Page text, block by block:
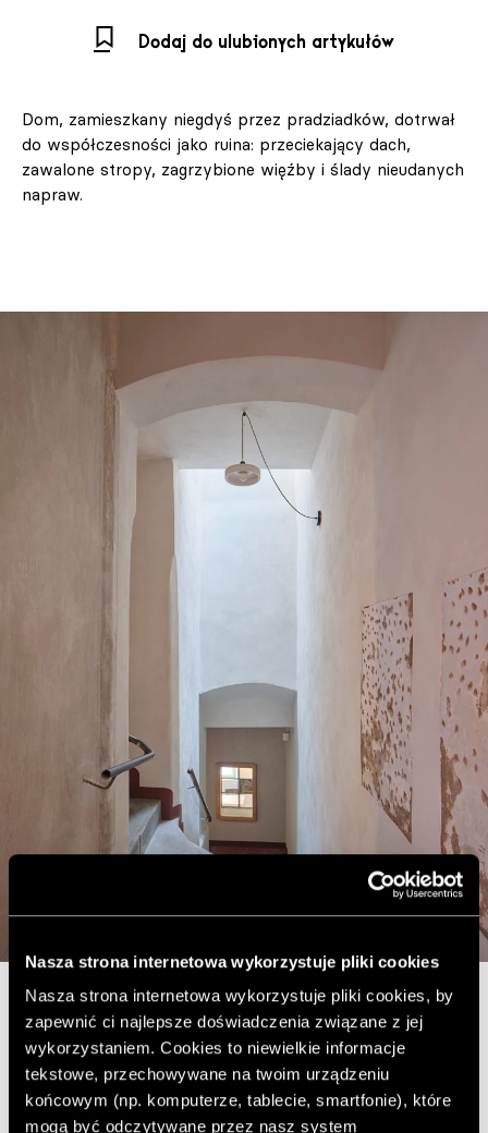
Nasza strona internetowa wykorzystuje pliki cookies
Nasza strona internetowa wykorzystuje pliki cookies, by
zapewnić ci najlepsze doświadczenia związane z jej
wykorzystaniem. Cookies to niewielkie informacje
tekstowe, przechowywane na twoim urządzeniu
końcowym (np. komputerze, tablecie, smartfonie), które
mogą być odczytywane przez nasz system
Dodaj do ulubionych artykułów
Dom, zamieszkany niegdyś przez pradziadków, dotrwał
do współczesności jako ruina: przeciekający dach,
zawalone stropy, zagrzybione więźby i ślady nieudanych
napraw.
Ośmioletni proces renowacji - naznaczony brakiem
środków, kryzysem rzemiosła i pandemią - rozpoczął się
od stabilizacji konstrukcji: spięcia budynku stalowymi
ściągami, odbudowy sklepień i wymiany najbardziej
zniszczonych stropów. Najbardziej wymagającym